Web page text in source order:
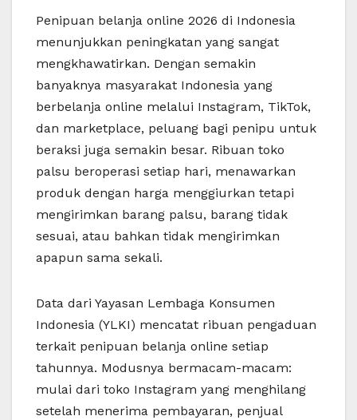
Penipuan belanja online 2026 di Indonesia
menunjukkan peningkatan yang sangat
mengkhawatirkan. Dengan semakin
banyaknya masyarakat Indonesia yang
berbelanja online melalui Instagram, TikTok,
dan marketplace, peluang bagi penipu untuk
beraksi juga semakin besar. Ribuan toko
palsu beroperasi setiap hari, menawarkan
produk dengan harga menggiurkan tetapi
mengirimkan barang palsu, barang tidak
sesuai, atau bahkan tidak mengirimkan
apapun sama sekali.
Data dari Yayasan Lembaga Konsumen
Indonesia (YLKI) mencatat ribuan pengaduan
terkait penipuan belanja online setiap
tahunnya. Modusnya bermacam-macam:
mulai dari toko Instagram yang menghilang
setelah menerima pembayaran, penjual